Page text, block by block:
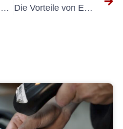
So stellen Sie eine ordnungsgemäße UVV-Prüfung von Geräten und Maschinen sicher Die Vorteile von E-Check Sportmanagement für Sportler und Teams